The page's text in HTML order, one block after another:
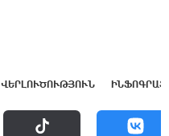
ՎԵՐԼՈՒԾՈՒԹՅՈՒՆ